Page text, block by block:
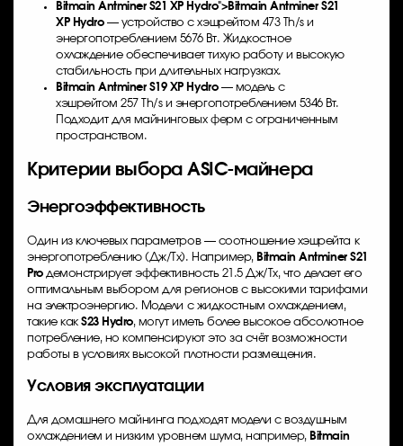
Bitmain Antminer S21 XPHydro">Bitmain Antminer S21
XPHydro— устройство с хэшрейтом 473 Th/s и
энергопотреблением 5676 Вт. Жидкостное
охлаждение обеспечивает тихую работу и высокую
стабильность при длительных нагрузках.
Bitmain Antminer S19 XP Hydro— модель с
хэшрейтом 257 Th/s и энергопотреблением 5346 Вт.
Подходит для майнинговых ферм с ограниченным
пространством.
Критерии выбора ASIC-майнера
Энергоэффективность
Один из ключевых параметров — соотношение хэшрейта к
энергопотреблению (Дж/Тх). Например, Bitmain Antminer S21
Proдемонстрирует эффективность 21.5 Дж/Тх, что делает его
оптимальным выбором для регионов с высокими тарифами
на электроэнергию. Модели с жидкостным охлаждением,
такие какS23 Hydro, могут иметь более высокое абсолютное
потребление, но компенсируют это за счёт возможности
работы в условиях высокой плотности размещения.
Условия эксплуатации
Для домашнего майнинга подходят модели с воздушным
охлаждением и низким уровнем шума, например, Bitmain